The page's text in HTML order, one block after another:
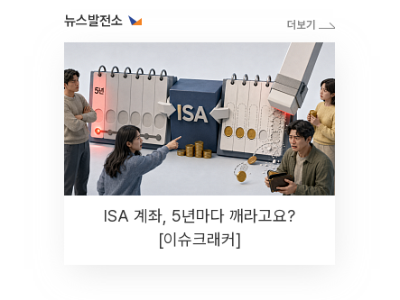
뉴스발전소
ISA 계좌, 5년마다 깨라고요?
[이슈크래커]